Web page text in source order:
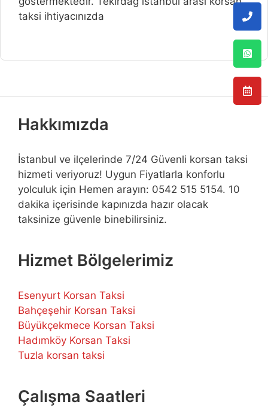
taksi ihtiyacınızda
Hakkımızda
İstanbul ve ilçelerinde 7/24 Güvenli korsan taksi
hizmeti veriyoruz! Uygun Fiyatlarla konforlu
yolculuk için Hemen arayın: 0542 515 5154. 10
dakika içerisinde kapınızda hazır olacak
taksinize güvenle binebilirsiniz.
Hizmet Bölgelerimiz
Esenyurt Korsan Taksi
Bahçeşehir Korsan Taksi
Büyükçekmece Korsan Taksi
Hadımköy Korsan Taksi
Tuzla korsan taksi
Çalışma Saatleri